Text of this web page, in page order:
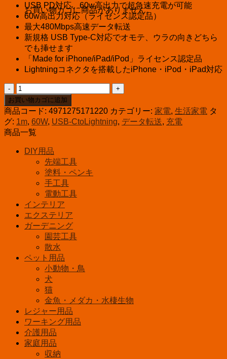
お買い物カゴに商品がありません。
USB PD対応、60w高出力で超急速充電が可能
60w高出力対応（ライセンス認定品）
最大480Mbps高速データ転送
新規格 USB Type-C対応でオモテ、ウラの向きどちら
でも挿せます
「Made for iPhone/iPad/iPod」ライセンス認定品
Lightningコネクタを搭載したiPhone・iPod・iPad対応
AudioComm
ラ
イ
ト
ニ
グ
TypeC
1m
お買い物カゴに追加
商品コード: 4971275171220 カテゴリー: 家電, 生活家電 タ
グ: 1m, 60W, USB-CtoLightning, データ転送, 充電
商品一覧
DIY用品
先端工具
塗料・ペンキ
手工具
電動工具
インテリア
エクステリア
ガーデニング
園芸工具
散水
ペット用品
小動物・鳥
犬
猫
金魚・メダカ・水棲生物
レジャー用品
ワーキング用品
介護用品
家庭用品
収納